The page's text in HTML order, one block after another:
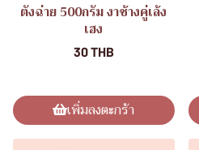
ตังฉ่าย 500กรัม งาช้างคู่เล้ง
เฮง
30 THB
เพิ่มลงตะกร้า